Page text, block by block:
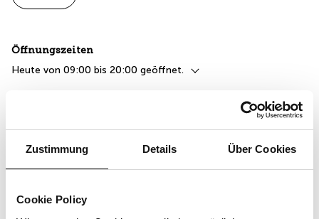
Zustimmung Details Über Cookies
Cookie Policy
Öffnungszeiten
Heute von 09:00 bis 20:00 geöffnet.
+41 44 466 80 00